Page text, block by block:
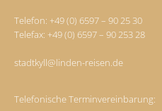
Telefon: +49 (0) 6597 – 90 25 30
Telefax: +49 (0) 6597 – 90 253 28
stadtkyll@linden-reisen.de
Telefonische Terminvereinbarung: